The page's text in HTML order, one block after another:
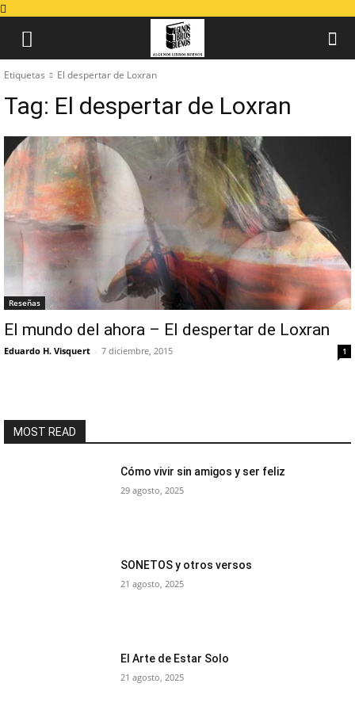
Etiquetas El despertar de Loxran
Tag: El despertar de Loxran
Reseñas
El mundo del ahora – El despertar de Loxran
Eduardo H. Visquert - 7 diciembre, 2015 1
MOST READ
Cómo vivir sin amigos y ser feliz
29 agosto, 2025
SONETOS y otros versos
21 agosto, 2025
El Arte de Estar Solo
21 agosto, 2025